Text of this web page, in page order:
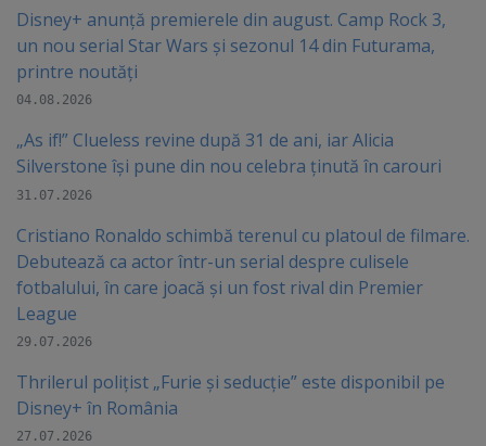
Disney+ anunță premierele din august. Camp Rock 3,
un nou serial Star Wars și sezonul 14 din Futurama,
printre noutăți
04.08.2026
„As if!” Clueless revine după 31 de ani, iar Alicia
Silverstone își pune din nou celebra ținută în carouri
31.07.2026
Cristiano Ronaldo schimbă terenul cu platoul de filmare.
Debutează ca actor într-un serial despre culisele
fotbalului, în care joacă şi un fost rival din Premier
League
29.07.2026
Thrilerul polițist „Furie și seducție” este disponibil pe
Disney+ în România
27.07.2026